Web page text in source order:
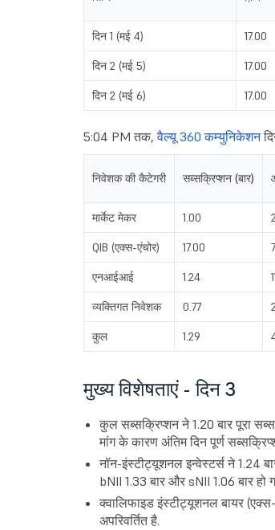
दिन 1 (मई 4) 17.00
दिन 2 (मई 5) 17.00
दिन 2 (मई 6) 17.00
5:04 PM तक,वैल्यू 360 कम्युनिकेशन
निवेशक की कैटेगरी सब्सक्रिप्शन (बार)
मार्केट मेकर 1.00
QIB (एक्स-एंचोर) 17.00
एनआईआई 1.24
व्यक्तिगत निवेशक 0.77
कुल 1.29
मुख्य विशेषताएं - दिन 3
कुल सब्सक्रिप्शन ने 1.20 बार पूरा
मांग के कारण अंतिम दिन पूर्ण
नॉन-इंस्टीट्यूशनल इन्वेस्टर्स ने 1.24
bNII 1.33 बार और sNII 1.06 बार हो
क्वालिफाइड इंस्टीट्यूशनल बायर
अपरिवर्तित है.